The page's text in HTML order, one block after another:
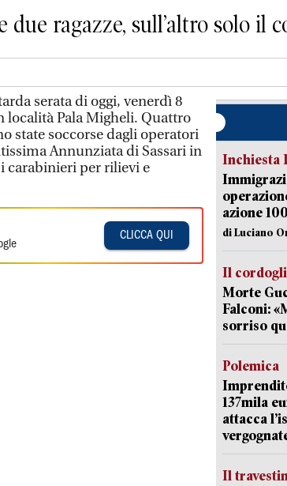
ragazze, sull’altro solo il
serata di oggi, venerdì 8
località Pala Migheli. Quattro
state soccorse dagli operatori
Annunziata di Sassari in
carabinieri per rilievi e
CLICCA QUI
Inchiesta
azione
di Luciano
Il
Morte
Falconi:
sorriso
Polemica
137mila
attacca
Il